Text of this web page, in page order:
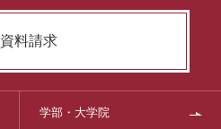
資料請求
学部・大学院